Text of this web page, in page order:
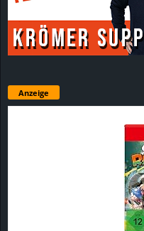
Anzeige